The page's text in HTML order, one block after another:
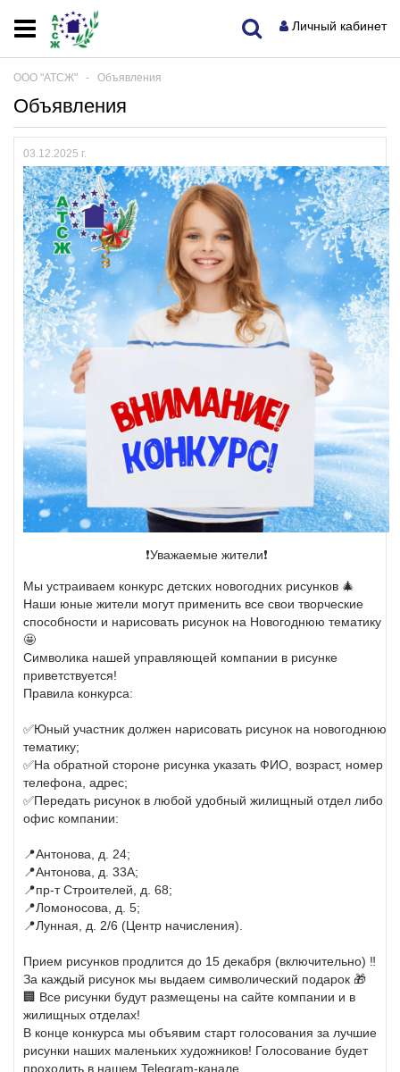
Личный кабинет
ООО "АТСЖ" ‐ Объявления
Объявления
03.12.2025 г.
❗️Уважаемые жители❗️
Мы устраиваем конкурс детских новогодних рисунков 🎄
Наши юные жители могут применить все свои творческие
способности и нарисовать рисунок на Новогоднюю тематику
🤩
Символика нашей управляющей компании в рисунке
приветствуется!
Правила конкурса:
✅Юный участник должен нарисовать рисунок на новогоднюю
тематику;
✅На обратной стороне рисунка указать ФИО, возраст, номер
телефона, адрес;
✅Передать рисунок в любой удобный жилищный отдел либо
офис компании:
📍Антонова, д. 24;
📍Антонова, д. 33А;
📍пр-т Строителей, д. 68;
📍Ломоносова, д. 5;
📍Лунная, д. 2/6 (Центр начисления).
Прием рисунков продлится до 15 декабря (включительно) ‼️
За каждый рисунок мы выдаем символический подарок 🎁
🏢 Все рисунки будут размещены на сайте компании и в
жилищных отделах!
В конце конкурса мы объявим старт голосования за лучшие
рисунки наших маленьких художников! Голосование будет
проходить в нашем Telegram-канале.